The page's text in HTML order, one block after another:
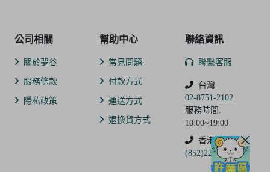
公司相關
關於夢谷
服務條款
隱私政策
幫助中心
常見問題
付款方式
運送方式
退換貨方式
聯絡資訊
聯繫客服
台灣
02-8751-2102
服務時間:
10:00~19:00
香港
(852)2250-9311